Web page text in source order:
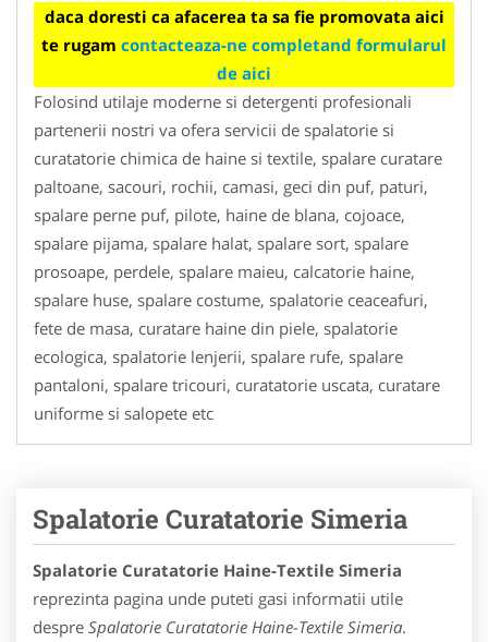
daca doresti ca afacerea ta sa fie promovata aici
te rugam contacteaza-ne completand formularul
de aici
Folosind utilaje moderne si detergenti profesionali
partenerii nostri va ofera servicii de spalatorie si
curatatorie chimica de haine si textile, spalare curatare
paltoane, sacouri, rochii, camasi, geci din puf, paturi,
spalare perne puf, pilote, haine de blana, cojoace,
spalare pijama, spalare halat, spalare sort, spalare
prosoape, perdele, spalare maieu, calcatorie haine,
spalare huse, spalare costume, spalatorie ceaceafuri,
fete de masa, curatare haine din piele, spalatorie
ecologica, spalatorie lenjerii, spalare rufe, spalare
pantaloni, spalare tricouri, curatatorie uscata, curatare
uniforme si salopete etc
Spalatorie Curatatorie Simeria
Spalatorie Curatatorie Haine-Textile Simeria
reprezinta pagina unde puteti gasi informatii utile
despre Spalatorie Curatatorie Haine-Textile Simeria.